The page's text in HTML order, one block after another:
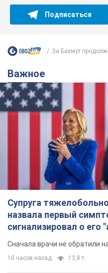
Супруга
сигнализировал о его
10 часов назад
Отпуск Леси Никитюк
обернулся
ведущую
Знаменитость вышла на
коммуникацию в сети и
5 часов назад 10,2 т.
Не только из-за
украинцы не спешат
Чего больше всего не